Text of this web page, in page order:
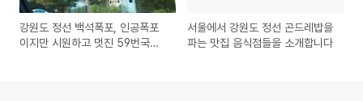
강원도 정선 백석폭포, 인공폭포
이지만 시원하고 멋진 59번국도
서울에서 강원도 정선 곤드레밥을
파는 맛집 음식점들을 소개합니다